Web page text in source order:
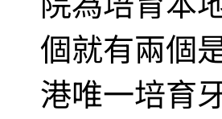
個就有兩個
港唯一培育